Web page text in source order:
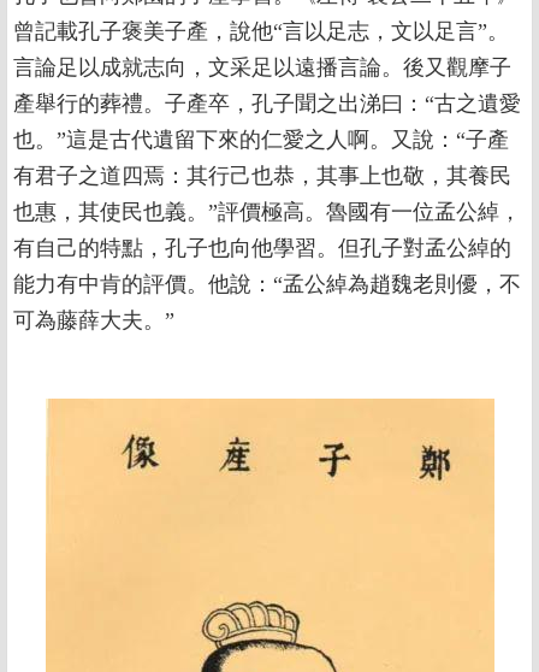
曾記載孔子褒美子產，說他“言以足志，文以足言”。
言論足以成就志向，文采足以遠播言論。後又觀摩子
產舉行的葬禮。子產卒，孔子聞之出涕曰：“古之遺愛
也。”這是古代遺留下來的仁愛之人啊。又說：“子產
有君子之道四焉：其行己也恭，其事上也敬，其養民
也惠，其使民也義。”評價極高。魯國有一位孟公綽，
有自己的特點，孔子也向他學習。但孔子對孟公綽的
能力有中肯的評價。他說：“孟公綽為趙魏老則優，不
可為藤薛大夫。”